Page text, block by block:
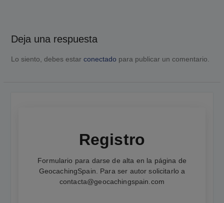
Deja una respuesta
Lo siento, debes estar conectado para publicar un comentario.
Registro
Formulario para darse de alta en la página de
GeocachingSpain. Para ser autor solicitarlo a
contacta@geocachingspain.com